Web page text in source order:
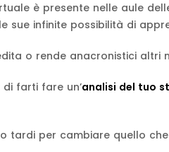
è presente nelle aule
sue infinite possibilità di
o rende anacronistici
farti fare un’analisi del tuo
tardi per cambiare quello